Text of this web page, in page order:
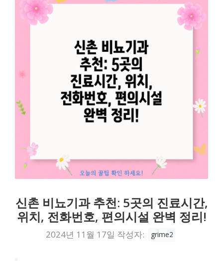
신촌 비뇨기과 추천: 5곳의 진료시간,
위치, 전화번호, 편의시설 완벽 정리!
2024년 11월 17일 작성자: grime2